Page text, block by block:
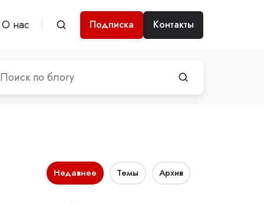
О нас Подписка Контакты
Недавнее Темы Архив